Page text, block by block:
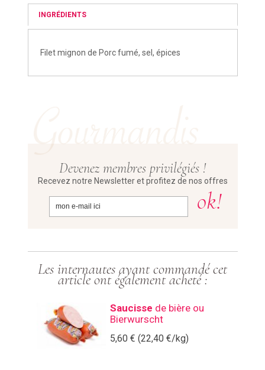
INGRÉDIENTS
Filet mignon de Porc fumé, sel, épices
Devenez membres privilégiés !
Recevez notre Newsletter et profitez de nos offres
Les internautes ayant commandé cet
article ont également acheté :
Saucisse de bière ou
Bierwurscht
5,60 € (22,40 €/kg)